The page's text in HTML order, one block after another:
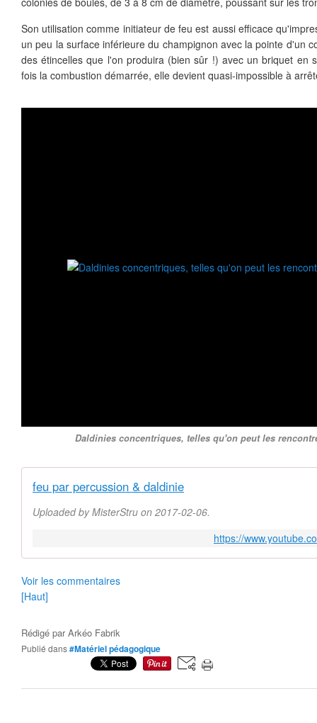
Son utilisation comme initiateur de feu est aussi efficace
un peu la surface inférieure du champignon avec la pointe d'un
des étincelles que l'on produira (bien sûr !) avec un briquet en
fois la combustion démarrée, elle devient quasi-impossible à
Daldinies concentriques, telles qu'on peut les
feu par percussion & daldinie
Uploaded by MisterStru on 2017-02-06.
https://
Voir les commentaires
[Haut]
Rédigé parArkéo Fabrik
Publié dans#Matériel pédagogique